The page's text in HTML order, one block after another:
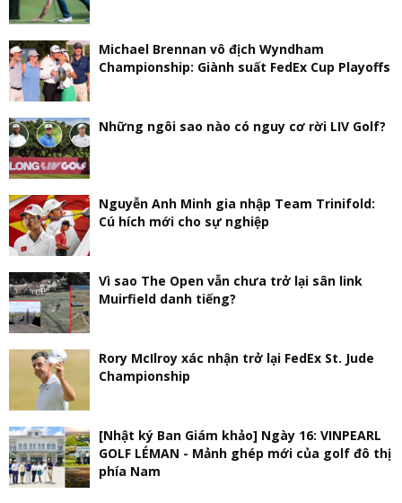
Michael Brennan vô địch Wyndham
Championship: Giành suất FedEx Cup Playoffs
Những ngôi sao nào có nguy cơ rời LIV Golf?
Nguyễn Anh Minh gia nhập Team Trinifold:
Cú hích mới cho sự nghiệp
Vì sao The Open vẫn chưa trở lại sân link
Muirfield danh tiếng?
Rory McIlroy xác nhận trở lại FedEx St. Jude
Championship
[Nhật ký Ban Giám khảo] Ngày 16: VINPEARL
GOLF LÉMAN - Mảnh ghép mới của golf đô thị
phía Nam